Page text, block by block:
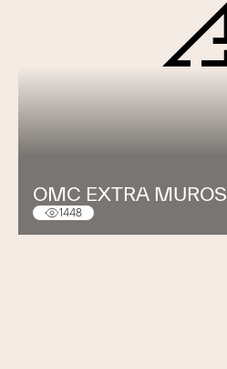
OMC EXTRA MUROS
1448